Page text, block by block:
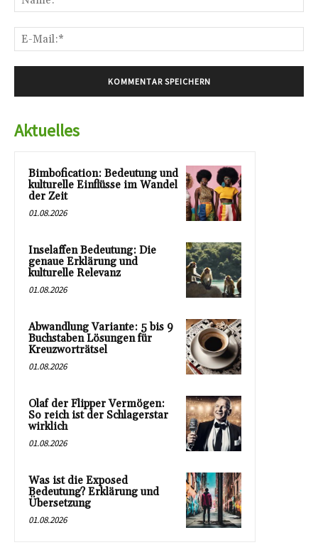
Aktuelles
Bimbofication: Bedeutung und
kulturelle Einflüsse im Wandel
der Zeit
01.08.2026
Inselaffen Bedeutung: Die
genaue Erklärung und
kulturelle Relevanz
01.08.2026
Abwandlung Variante: 5 bis 9
Buchstaben Lösungen für
Kreuzworträtsel
01.08.2026
Olaf der Flipper Vermögen:
So reich ist der Schlagerstar
wirklich
01.08.2026
Was ist die Exposed
Bedeutung? Erklärung und
Übersetzung
01.08.2026